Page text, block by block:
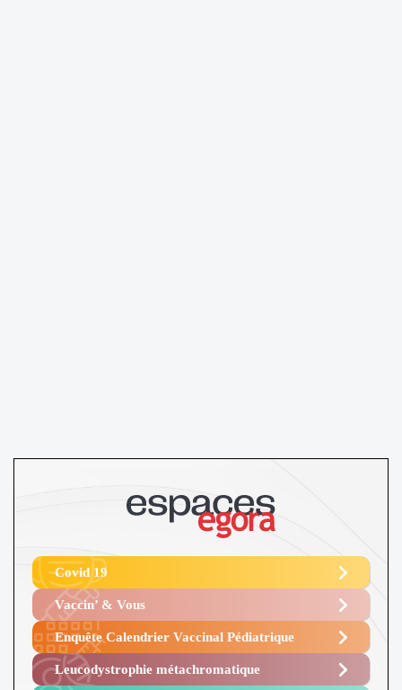
Covid 19
Vaccin’ & Vous
Enquête Calendrier Vaccinal Pédiatrique
Leucodystrophie métachromatique